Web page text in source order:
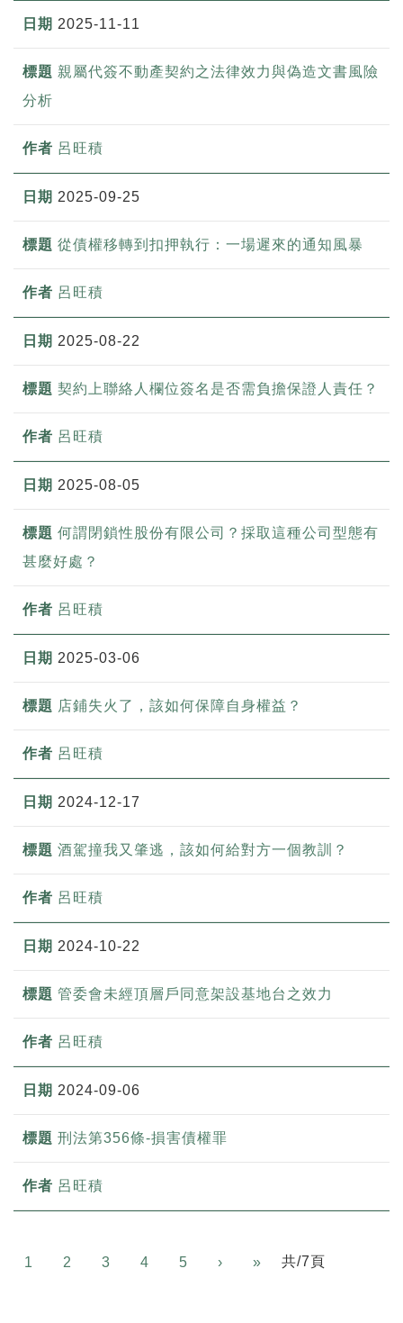
2025-11-11
親屬代簽不動產契約之法律效力與偽造文書風險
分析
呂旺積
2025-09-25
從債權移轉到扣押執行：一場遲來的通知風暴
呂旺積
2025-08-22
契約上聯絡人欄位簽名是否需負擔保證人責任？
呂旺積
2025-08-05
何謂閉鎖性股份有限公司？採取這種公司型態有
甚麼好處？
呂旺積
2025-03-06
店鋪失火了，該如何保障自身權益？
呂旺積
2024-12-17
酒駕撞我又肇逃，該如何給對方一個教訓？
呂旺積
2024-10-22
管委會未經頂層戶同意架設基地台之效力
呂旺積
2024-09-06
刑法第356條-損害債權罪
呂旺積
1 2 3 4 5 › » Next共/7頁